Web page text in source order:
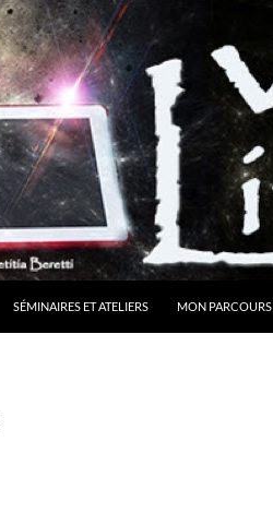
SÉMINAIRES ET ATELIERS MON PARCOURS